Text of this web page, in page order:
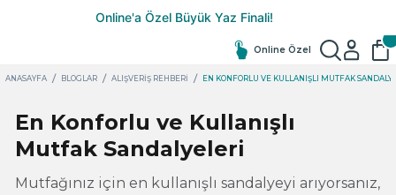
Online Özel
ANASAYFA BLOGLAR ALIŞVERIŞ REHBERI EN KONFORLU VE KULLANIŞLI MUTFAK
En Konforlu ve Kullanışlı
Mutfak Sandalyeleri
Mutfağınız için en kullanışlı sandalyeyi arıyorsanız,